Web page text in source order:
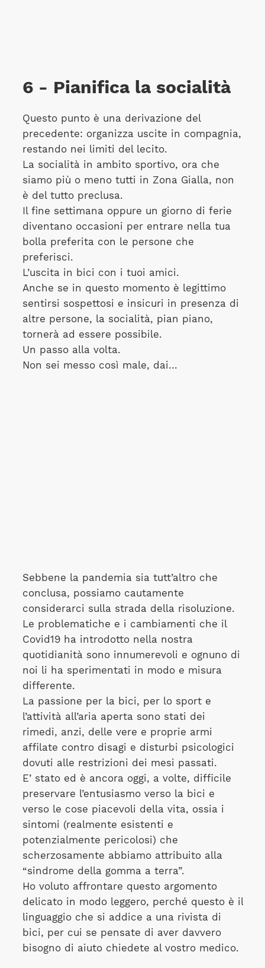
6 - Pianifica la socialità
Questo punto è una derivazione del
precedente: organizza uscite in compagnia,
restando nei limiti del lecito.
La socialità in ambito sportivo, ora che
siamo più o meno tutti in Zona Gialla, non
è del tutto preclusa.
Il fine settimana oppure un giorno di ferie
diventano occasioni per entrare nella tua
bolla preferita con le persone che
preferisci.
L’uscita in bici con i tuoi amici.
Anche se in questo momento è legittimo
sentirsi sospettosi e insicuri in presenza di
altre persone, la socialità, pian piano,
tornerà ad essere possibile.
Un passo alla volta.
Non sei messo così male, dai…
Sebbene la pandemia sia tutt’altro che
conclusa, possiamo cautamente
considerarci sulla strada della risoluzione.
Le problematiche e i cambiamenti che il
Covid19 ha introdotto nella nostra
quotidianità sono innumerevoli e ognuno di
noi li ha sperimentati in modo e misura
differente.
La passione per la bici, per lo sport e
l’attività all’aria aperta sono stati dei
rimedi, anzi, delle vere e proprie armi
affilate contro disagi e disturbi psicologici
dovuti alle restrizioni dei mesi passati.
E’ stato ed è ancora oggi, a volte, difficile
preservare l’entusiasmo verso la bici e
verso le cose piacevoli della vita, ossia i
sintomi (realmente esistenti e
potenzialmente pericolosi) che
scherzosamente abbiamo attribuito alla
“sindrome della gomma a terra”.
Ho voluto affrontare questo argomento
delicato in modo leggero, perché questo è il
linguaggio che si addice a una rivista di
bici, per cui se pensate di aver davvero
bisogno di aiuto chiedete al vostro medico.